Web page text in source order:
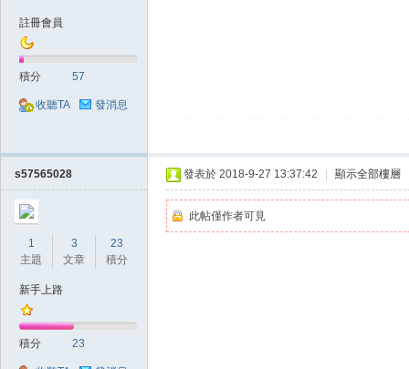
註冊會員
積分 57
收聽TA 發消息
s57565028
1
主題
3
文章
23
積分
新手上路
積分 23
發表於 2018-9-27 13:37:42 顯示全部樓層
此帖僅作者可見